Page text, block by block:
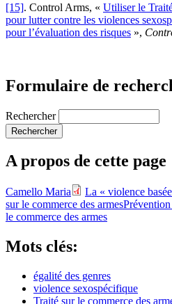
[15]. Control Arms, « Utiliser le
pour lutter contre les violences
pour l’évaluation des risques »,
Formulaire de
Rechercher
A propos de cette page
Camello Maria
La « violence
sur le commerce des armes
le commerce des armes
Mots clés:
égalité des genres
violence sexospécifique
Traité sur le commerce des